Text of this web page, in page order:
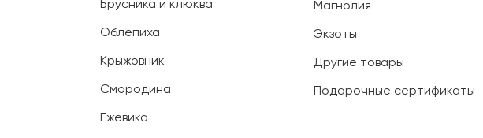
Брусника и клюква
Облепиха
Крыжовник
Смородина
Ежевика
Магнолия
Экзоты
Другие товары
Подарочные сертификаты